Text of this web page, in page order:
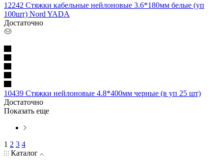
12242 Стяжки кабельные нейлоновые 3.6*180мм белые (уп
100шт) Nord YADA
Достаточно
10439 Стяжки нейлоновые 4.8*400мм черные (в уп 25 шт)
Достаточно
Показать еще
1 2 3 4
Каталог